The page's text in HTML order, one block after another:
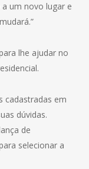
um novo lugar e
lhe ajudar no
cadastradas em
dúvidas.
de
selecionar a